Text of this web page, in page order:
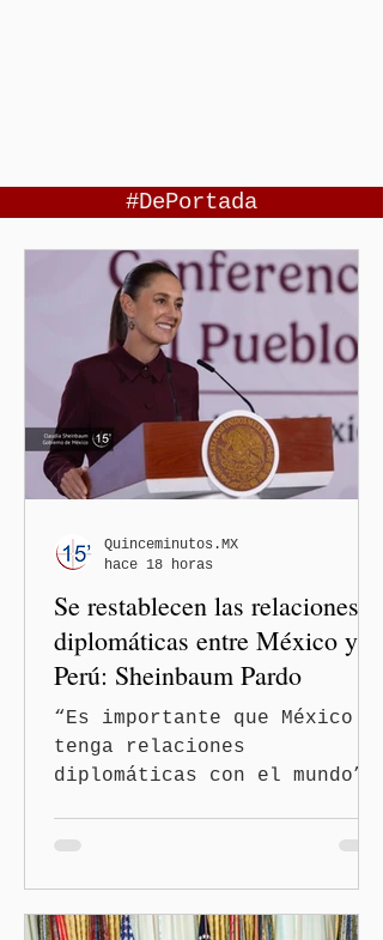
#DePortada
Se restablecen las relaciones
diplomáticas entre México y
Perú: Sheinbaum Pardo
“Es importante que México
tenga relaciones
diplomáticas con el mundo”,
Sheinbaum Pardo anunció el
restablecimiento de las
Quinceminutos.MX
hace 18 horas